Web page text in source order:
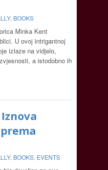
, BOOKS
Minka Kent
U ovoj intrigantnoj
izlaze na vidjelo,
a istodobno ih
, BOOKS, EVENTS